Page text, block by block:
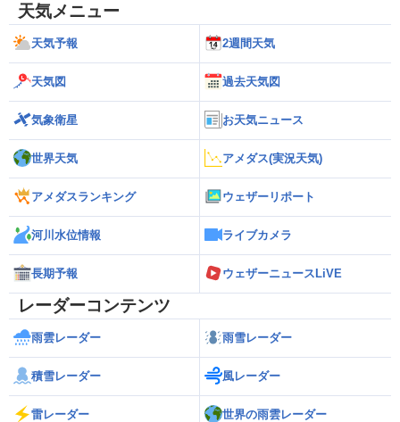
天気メニュー
天気予報 2週間天気
天気図 過去天気図
気象衛星 お天気ニュース
世界天気 アメダス(実況天気)
アメダスランキング ウェザーリポート
河川水位情報 ライブカメラ
長期予報 ウェザーニュースLiVE
レーダーコンテンツ
雨雲レーダー 雨雪レーダー
積雪レーダー 風レーダー
雷レーダー 世界の雨雲レーダー